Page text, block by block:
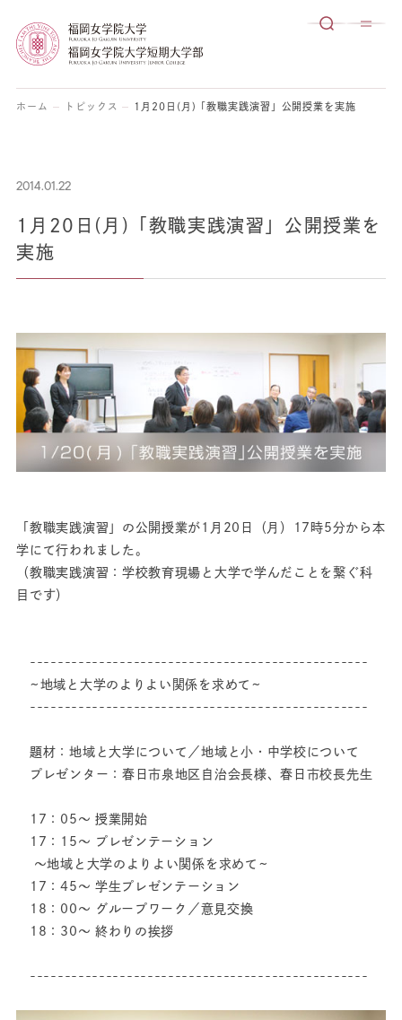
ホーム トピックス 1月20日(月)「教職実践演習」公開授業を実施
2014.01.22
1月20日(月)「教職実践演習」公開授業を
実施
「教職実践演習」の公開授業が1月20日（月）17時5分から本
学にて行われました。
（教職実践演習：学校教育現場と大学で学んだことを繋ぐ科
目です）
-------------------------------------------------
~地域と大学のよりよい関係を求めて~
-------------------------------------------------
題材：地域と大学について／地域と小・中学校について
プレゼンター：春日市泉地区自治会長様、春日市校長先生
17：05〜 授業開始
17：15〜 プレゼンテーション
〜地域と大学のよりよい関係を求めて~
17：45〜 学生プレゼンテーション
18：00〜 グループワーク／意見交換
18：30〜 終わりの挨拶
-------------------------------------------------